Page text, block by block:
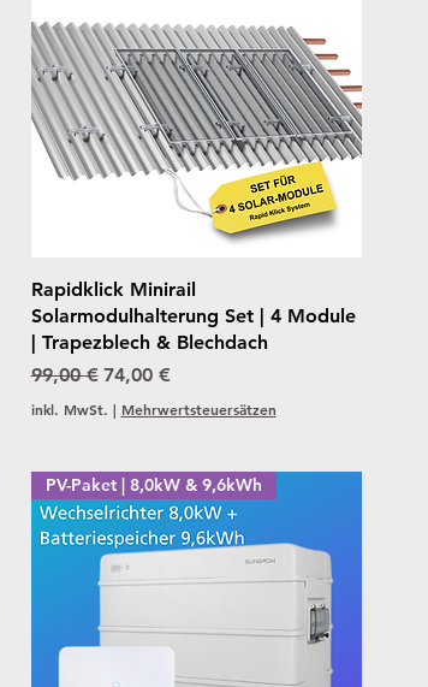
Schnellansicht
Rapidklick Minirail
Solarmodulhalterung Set | 4 Module
| Trapezblech & Blechdach
Standardpreis
99,00 € Sale-Preis
74,00 €
inkl. MwSt. | Mehrwertsteuersätzen
PV-Paket | 8,0kW & 9,6kWh